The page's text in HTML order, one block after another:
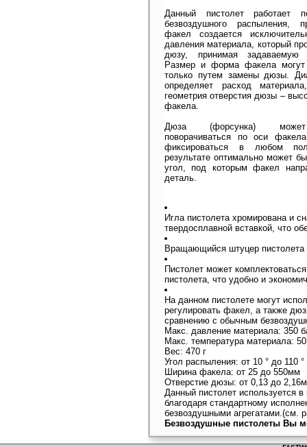
Данный пистолет работает
безвоздушного распыления,
факел создается
давления материала, который
дюзу, принимая
Размер и форма факела могут
только путем замены дюзы.
определяет расход
геометрия отверстия дюзы –
факела.
Дюза (форсунка)
поворачиваться по оси
фиксироваться в любом
результате оптимально может
угол, под которым факел
деталь.
Игла пистолета хромирована и
твердосплавной вставкой, что
Вращающийся штуцер пистолета
Пистолет может
пистолета, что удобно и
На данном пистолете могут
регулировать факел, а также
сравнению с обычным
Макс. давление материала: 350
Макс. температура материала: 50
Вес: 470 г
Угол распыления: от 10 ° до 110 °
Ширина факела: от 25 до 550мм
Отверстие дюзы: от 0,13 до
Данный пистолет используется
благодаря стандартному
безвоздушными агрегатами.(см.
Безвоздушные пистолеты Вы